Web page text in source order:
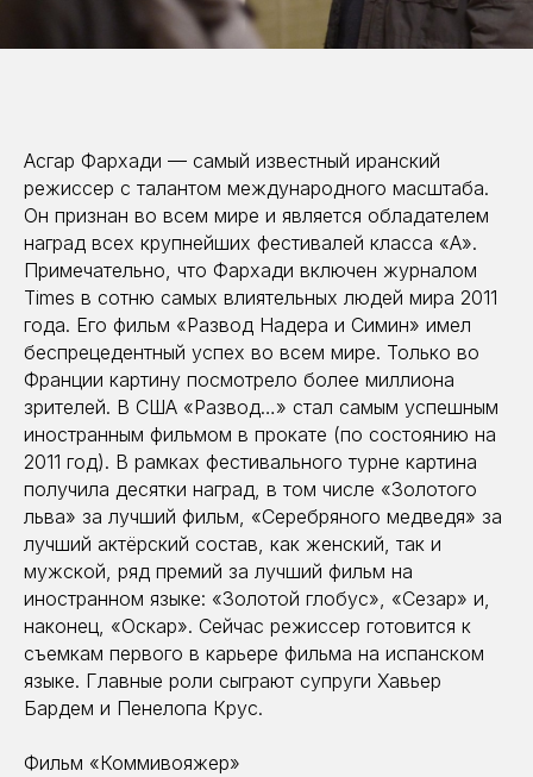
Асгар Фархади — самый известный иранский
режиссер с талантом международного масштаба.
Он признан во всем мире и является обладателем
наград всех крупнейших фестивалей класса «А».
Примечательно, что Фархади включен журналом
Times в сотню самых влиятельных людей мира 2011
года. Его фильм «Развод Надера и Симин» имел
беспрецедентный успех во всем мире. Только во
Франции картину посмотрело более миллиона
зрителей. В США «Развод…» стал самым успешным
иностранным фильмом в прокате (по состоянию на
2011 год). В рамках фестивального турне картина
получила десятки наград, в том числе «Золотого
льва» за лучший фильм, «Серебряного медведя» за
лучший актёрский состав, как женский, так и
мужской, ряд премий за лучший фильм на
иностранном языке: «Золотой глобус», «Сезар» и,
наконец, «Оскар». Сейчас режиссер готовится к
съемкам первого в карьере фильма на испанском
языке. Главные роли сыграют супруги Хавьер
Бардем и Пенелопа Крус.
Фильм «Коммивояжер»